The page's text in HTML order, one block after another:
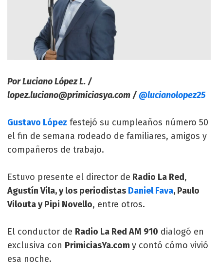
Por Luciano López L. /
lopez.luciano@primiciasya.com /@lucianolopez25
Gustavo López festejó su cumpleaños número 50
el fin de semana rodeado de familiares, amigos y
compañeros de trabajo.
Estuvo presente el director de Radio La Red,
Agustín Vila, y los periodistas Daniel Fava, Paulo
Vilouta y Pipi Novello, entre otros.
El conductor de Radio La Red AM 910 dialogó en
exclusiva con PrimiciasYa.com y contó cómo vivió
esa noche.